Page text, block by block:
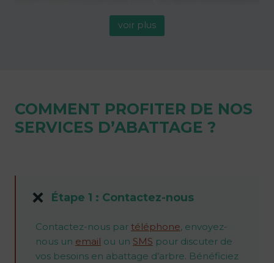
voir plus
COMMENT PROFITER DE NOS
SERVICES D’ABATTAGE ?
Étape 1 : Contactez-nous
Contactez-nous par téléphone, envoyez-
nous un email ou un SMS pour discuter de
vos besoins en abattage d’arbre. Bénéficiez